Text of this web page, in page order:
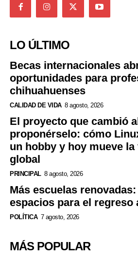
LO ÚLTIMO
Becas internacionales
oportunidades para
chihuahuenses
CALIDAD DE VIDA 8 agosto, 2026
El proyecto que cambió
proponérselo: cómo
un hobby y hoy mueve
global
PRINCIPAL 8 agosto, 2026
Más escuelas
espacios para el regreso
POLÍTICA 7 agosto, 2026
MÁS POPULAR